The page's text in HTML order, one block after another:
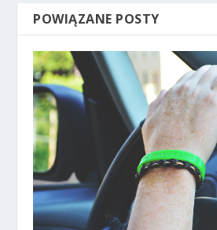
POWIĄZANE POSTY